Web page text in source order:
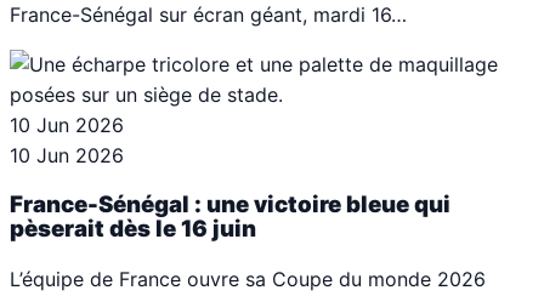
France-Sénégal sur écran géant, mardi 16…
10 Jun 2026
10 Jun 2026
France-Sénégal : une victoire bleue qui
pèserait dès le 16 juin
L’équipe de France ouvre sa Coupe du monde 2026